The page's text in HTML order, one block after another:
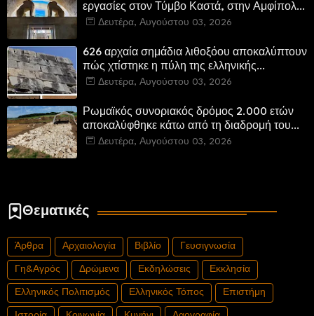
εργασίες στον Τύμβο Καστά, στην Αμφίπολη.
Αποδίδονται μνημεία της πόλης
Δευτέρα, Αυγούστου 03, 2026
626 αρχαία σημάδια λιθοξόου αποκαλύπτουν
πώς χτίστηκε η πύλη της ελληνικής
Πτολεμαΐδας στη Λιβύη
Δευτέρα, Αυγούστου 03, 2026
Ρωμαϊκός συνοριακός δρόμος 2.000 ετών
αποκαλύφθηκε κάτω από τη διαδρομή του
νέου αυτοκινητόδρομου Α8 της Γερμανίας
Δευτέρα, Αυγούστου 03, 2026
Θεματικές
Άρθρα Αρχαιολογία Βιβλίο Γευσιγνωσία
Γη&Αγρός Δρώμενα Εκδηλώσεις Εκκλησία
Ελληνικός Πολιτισμός Ελληνικός Τόπος Επιστήμη